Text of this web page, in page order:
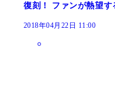
復刻！ ファンが熱望す
2018年04月22日 11:00